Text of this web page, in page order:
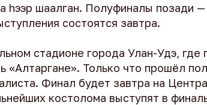
hээр шаалган. Полуфиналы позади
состоятся завтра.
стадионе города Улан-Удэ, где
Только что прошёл
Финал будет завтра на
костолома выступят в